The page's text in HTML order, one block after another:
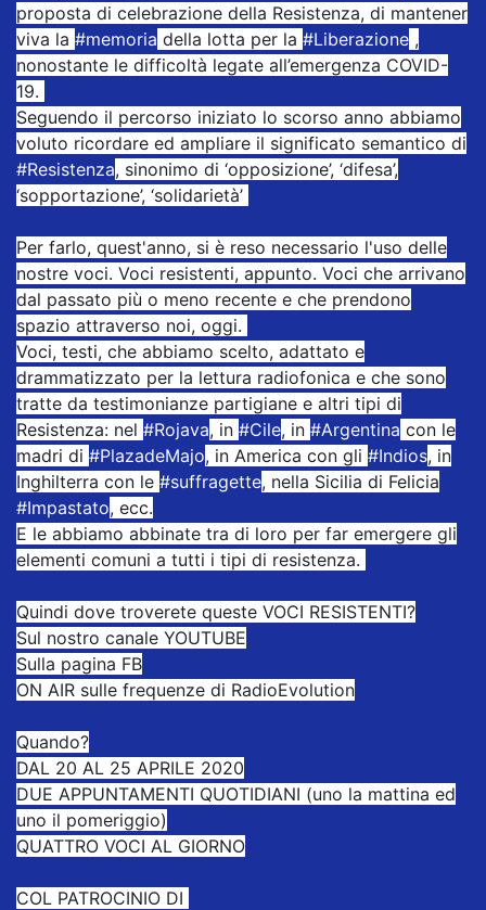
proposta di celebrazione della Resistenza, di mantener
viva la #memoria della lotta per la #Liberazione ,
nonostante le difficoltà legate all’emergenza COVID-
19.
Seguendo il percorso iniziato lo scorso anno abbiamo
voluto ricordare ed ampliare il significato semantico di
#Resistenza, sinonimo di ‘opposizione’, ‘difesa’,
‘sopportazione’, ‘solidarietà’
Per farlo, quest'anno, si è reso necessario l'uso delle
nostre voci. Voci resistenti, appunto. Voci che arrivano
dal passato più o meno recente e che prendono
spazio attraverso noi, oggi.
Voci, testi, che abbiamo scelto, adattato e
drammatizzato per la lettura radiofonica e che sono
tratte da testimonianze partigiane e altri tipi di
Resistenza: nel #Rojava, in #Cile, in #Argentina con le
madri di #PlazadeMajo, in America con gli #Indios, in
Inghilterra con le #suffragette, nella Sicilia di Felicia
#Impastato, ecc.
E le abbiamo abbinate tra di loro per far emergere gli
elementi comuni a tutti i tipi di resistenza.
Quindi dove troverete queste VOCI RESISTENTI?
Sul nostro canale YOUTUBE
Sulla pagina FB
ON AIR sulle frequenze di RadioEvolution
Quando?
DAL 20 AL 25 APRILE 2020
DUE APPUNTAMENTI QUOTIDIANI (uno la mattina ed
uno il pomeriggio)
QUATTRO VOCI AL GIORNO
COL PATROCINIO DI